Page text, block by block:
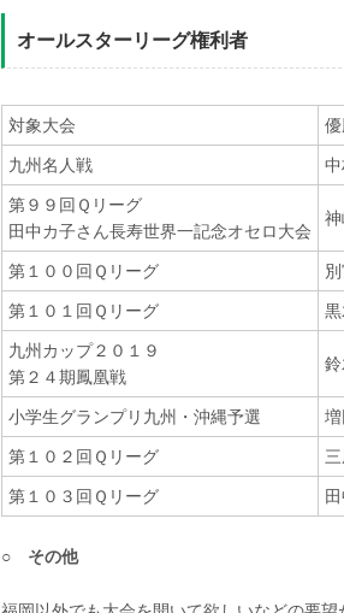
オールスターリーグ権利者
対象大会
九州名人戦 中
第９９回Ｑリーグ
田中カ子さん長寿世界一記念オセロ大会
第１００回Ｑリーグ
第１０１回Ｑリーグ
九州カップ２０１９
第２４期鳳凰戦
小学生グランプリ九州・沖縄予選
第１０２回Ｑリーグ
第１０３回Ｑリーグ
○ その他